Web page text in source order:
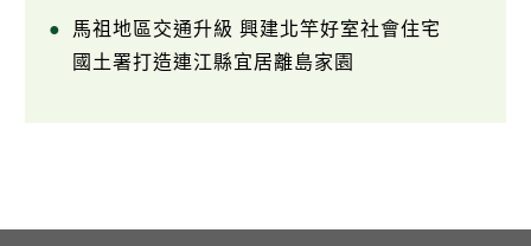
馬祖地區交通升級 興建北竿好室社會住宅
國土署打造連江縣宜居離島家園